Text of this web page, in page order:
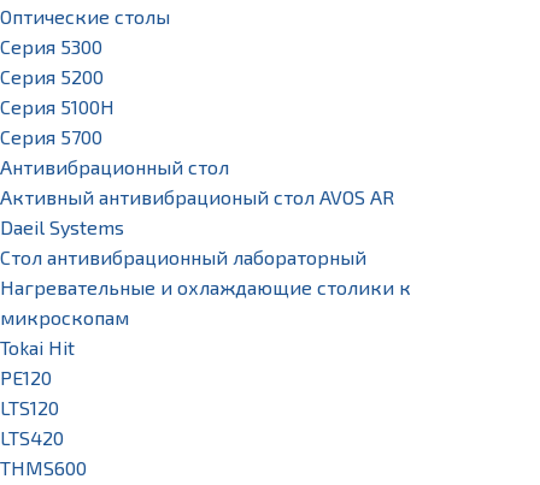
Оптические столы
Серия 5300
Серия 5200
Серия 5100H
Серия 5700
Антивибрационный стол
Активный антивибрационый стол AVOS AR
Daeil Systems
Стол антивибрационный лабораторный
Нагревательные и охлаждающие столики к
микроскопам
Tokai Hit
PE120
LTS120
LTS420
THMS600